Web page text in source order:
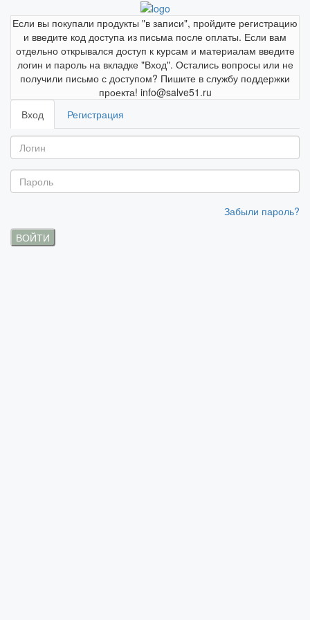
Если вы покупали продукты "в записи", пройдите регистрацию
и введите код доступа из письма после оплаты. Если вам
отдельно открывался доступ к курсам и материалам введите
логин и пароль на вкладке "Вход". Остались вопросы или не
получили письмо с доступом? Пишите в службу поддержки
проекта! info@salve51.ru
Вход
Регистрация
Забыли пароль?
ВОЙТИ